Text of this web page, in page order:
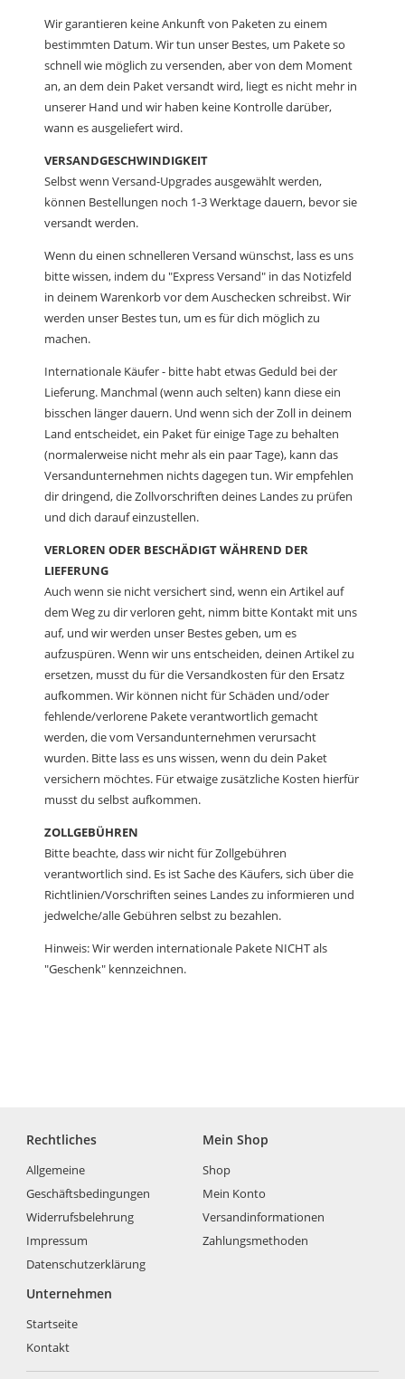
Wir garantieren keine Ankunft von Paketen zu einem
bestimmten Datum. Wir tun unser Bestes, um Pakete so
schnell wie möglich zu versenden, aber von dem Moment
an, an dem dein Paket versandt wird, liegt es nicht mehr in
unserer Hand und wir haben keine Kontrolle darüber,
wann es ausgeliefert wird.
VERSANDGESCHWINDIGKEIT
Selbst wenn Versand-Upgrades ausgewählt werden,
können Bestellungen noch 1-3 Werktage dauern, bevor sie
versandt werden.
Wenn du einen schnelleren Versand wünschst, lass es uns
bitte wissen, indem du "Express Versand" in das Notizfeld
in deinem Warenkorb vor dem Auschecken schreibst. Wir
werden unser Bestes tun, um es für dich möglich zu
machen.
Internationale Käufer - bitte habt etwas Geduld bei der
Lieferung. Manchmal (wenn auch selten) kann diese ein
bisschen länger dauern. Und wenn sich der Zoll in deinem
Land entscheidet, ein Paket für einige Tage zu behalten
(normalerweise nicht mehr als ein paar Tage), kann das
Versandunternehmen nichts dagegen tun. Wir empfehlen
dir dringend, die Zollvorschriften deines Landes zu prüfen
und dich darauf einzustellen.
VERLOREN ODER BESCHÄDIGT WÄHREND DER
LIEFERUNG
Auch wenn sie nicht versichert sind, wenn ein Artikel auf
dem Weg zu dir verloren geht, nimm bitte Kontakt mit uns
auf, und wir werden unser Bestes geben, um es
aufzuspüren. Wenn wir uns entscheiden, deinen Artikel zu
ersetzen, musst du für die Versandkosten für den Ersatz
aufkommen. Wir können nicht für Schäden und/oder
fehlende/verlorene Pakete verantwortlich gemacht
werden, die vom Versandunternehmen verursacht
wurden. Bitte lass es uns wissen, wenn du dein Paket
versichern möchtes. Für etwaige zusätzliche Kosten hierfür
musst du selbst aufkommen.
ZOLLGEBÜHREN
Bitte beachte, dass wir nicht für Zollgebühren
verantwortlich sind. Es ist Sache des Käufers, sich über die
Richtlinien/Vorschriften seines Landes zu informieren und
jedwelche/alle Gebühren selbst zu bezahlen.
Hinweis: Wir werden internationale Pakete NICHT als
"Geschenk" kennzeichnen.
Rechtliches
Allgemeine
Geschäftsbedingungen
Widerrufsbelehrung
Impressum
Datenschutzerklärung
Mein Shop
Shop
Mein Konto
Versandinformationen
Zahlungsmethoden
Unternehmen
Startseite
Kontakt